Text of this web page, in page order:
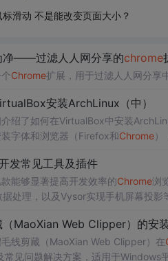
滑动 不是能改变页面大小？
净——过滤人人网分享的chrome
Chrome扩展，用于过滤人人网分享
安装ArchLinux（中）
介绍了如何在VirtualBox中安装
字体和浏览器（Firefox和Chrome）
发常见工具及插件
能够显著提高开发效率的Chrome浏
处理，以及Vysor实现手机屏幕投影
（MaoXian Web Clipper）的安
线剪藏（MaoXian Web Clipper）在
常见问题解决方案，适用于Windows